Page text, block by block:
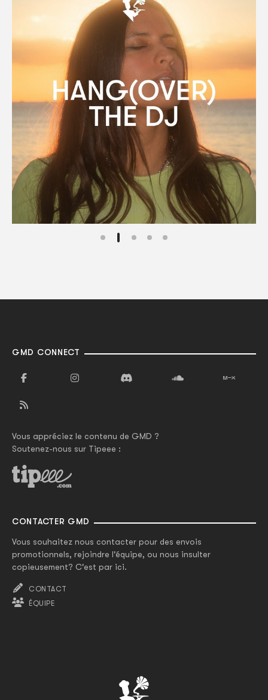
GMD CONNECT
Vous appréciez le contenu de GMD ?
Soutenez-nous sur Tipeee :
CONTACTER GMD
Vous souhaitez nous contacter pour des envois
promotionnels, rejoindre l'équipe, ou nous insulter
copieusement? C'est par ici.
CONTACT
ÉQUIPE